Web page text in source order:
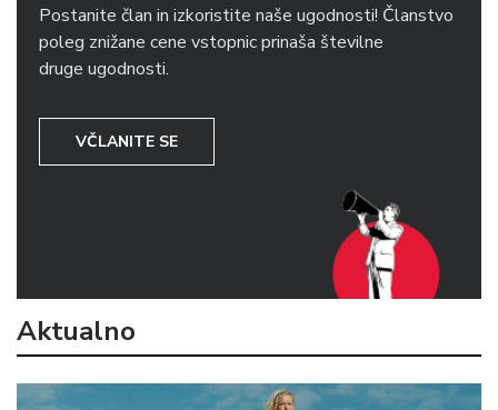
Postanite član in izkoristite naše ugodnosti! Članstvo
poleg znižane cene vstopnic prinaša številne
druge ugodnosti.
VČLANITE SE
Aktualno